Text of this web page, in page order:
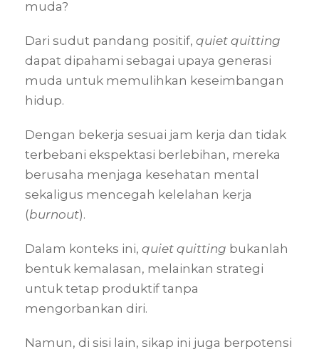
muda?
Dari sudut pandang positif, quiet quitting
dapat dipahami sebagai upaya generasi
muda untuk memulihkan keseimbangan
hidup.
Dengan bekerja sesuai jam kerja dan tidak
terbebani ekspektasi berlebihan, mereka
berusaha menjaga kesehatan mental
sekaligus mencegah kelelahan kerja
(burnout).
Dalam konteks ini, quiet quitting bukanlah
bentuk kemalasan, melainkan strategi
untuk tetap produktif tanpa
mengorbankan diri.
Namun, di sisi lain, sikap ini juga berpotensi